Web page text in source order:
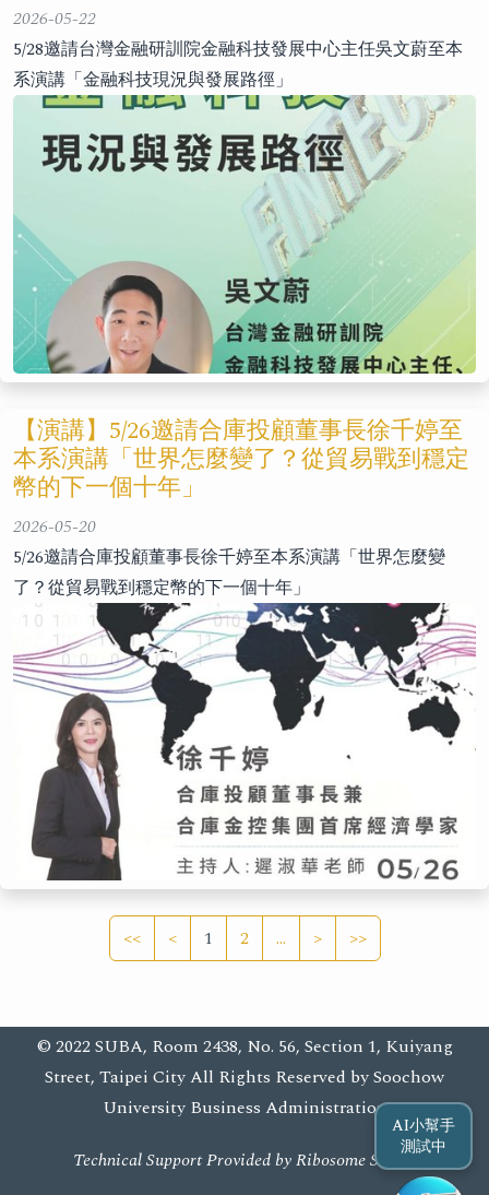
2026-05-22
5/28邀請台灣金融研訓院金融科技發展中心主任吳文蔚至本
系演講「金融科技現況與發展路徑」
【演講】5/26邀請合庫投顧董事長徐千婷至
本系演講「世界怎麼變了？從貿易戰到穩定
幣的下一個十年」
2026-05-20
5/26邀請合庫投顧董事長徐千婷至本系演講「世界怎麼變
了？從貿易戰到穩定幣的下一個十年」
<< < 1 2 ... > >>
© 2022 SUBA, Room 2438, No. 56, Section 1, Kuiyang
Street, Taipei City All Rights Reserved by Soochow
University Business Administration
Technical Support Provided by Ribosome Studio
AI小幫手
測試中